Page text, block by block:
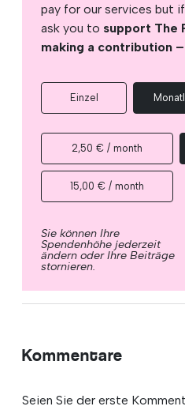
pay for our services but
ask you to support The
making a contribution
Einzel
2,50 € / month
15,00 € / month
Sie können Ihre
Spendenhöhe jederzeit
ändern oder Ihre Beiträge
stornieren.
Kommentare
Seien Sie der erste